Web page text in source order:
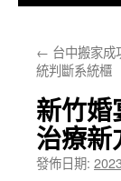
← 台中搬家成
統判斷系統櫃
新竹
治療新
發佈日期: